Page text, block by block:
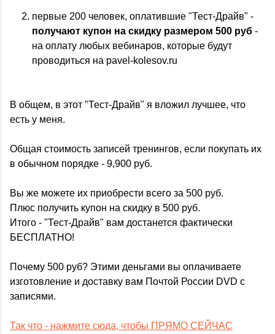
первые 200 человек, оплатившие "Тест-Драйв" -
получают купон на скидку размером 500 руб -
на оплату любых вебинаров, которые будут
проводиться на pavel-kolesov.ru
В общем, в этот "Тест-Драйв" я вложил лучшее, что
есть у меня.
Общая стоимость записей тренингов, если покупать их
в обычном порядке - 9,900 руб.
Вы же можете их приобрести всего за 500 руб.
Плюс получить купон на скидку в 500 руб.
Итого - "Тест-Драйв" вам достанется фактически
БЕСПЛАТНО!
Почему 500 руб? Этими деньгами вы оплачиваете
изготовление и доставку вам Почтой России DVD с
записями.
Так что - нажмите сюда, чтобы ПРЯМО СЕЙЧАС